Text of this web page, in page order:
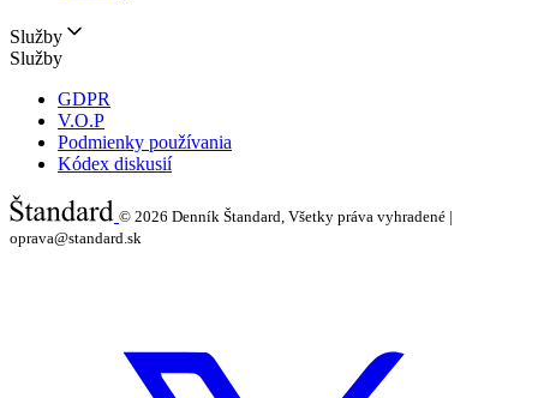
Služby
Služby
GDPR
V.O.P
Podmienky používania
Kódex diskusií
© 2026 Denník Štandard, Všetky práva vyhradené |
oprava@standard.sk